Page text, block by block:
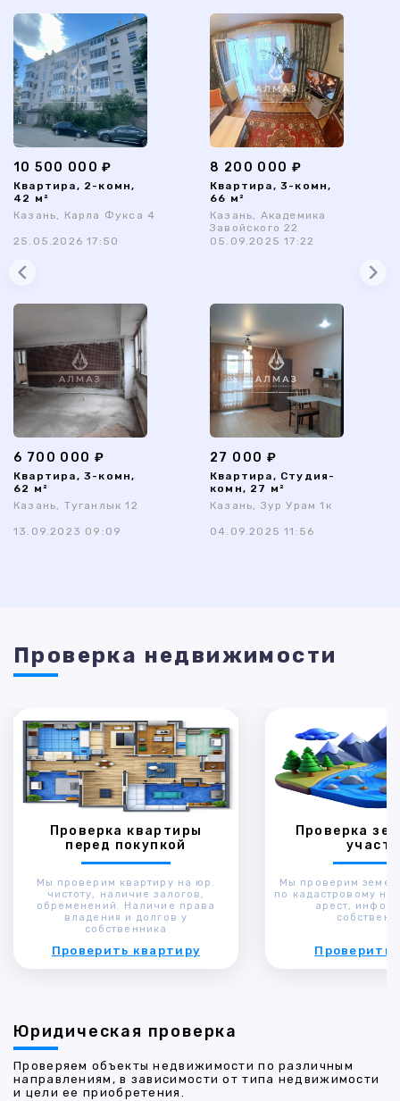
10 500 000 ₽
Квартира, 2-комн,
42 м²
Казань, Карла Фукса 4
25.05.2026 17:50
8 200 000 ₽
Квартира, 3-комн,
66 м²
Казань, Академика
Завойского 22
05.09.2025 17:22
6 700 000 ₽
Квартира, 3-комн,
62 м²
Казань, Туганлык 12
13.09.2023 09:09
27 000 ₽
Квартира, Студия-
комн, 27 м²
Казань, Зур Урам 1к
04.09.2025 11:56
Проверка недвижимости
Проверка квартиры
перед покупкой
Мы проверим квартиру на юр.
чистоту, наличие залогов,
обременений. Наличие права
владения и долгов у
собственника
Проверить квартиру
Проверка
Мы проверим
по кадастровому
арест,
Проверить
Юридическая проверка
Проверяем объекты недвижимости по различным
направлениям, в зависимости от типа недвижимости
и цели ее приобретения.